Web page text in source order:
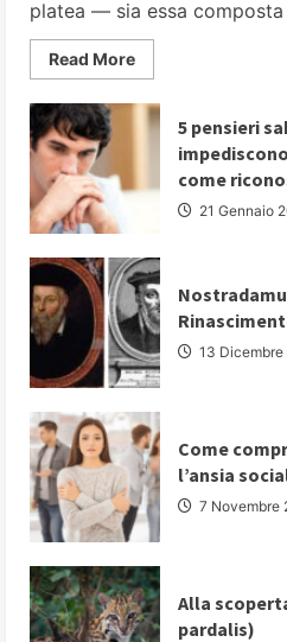
platea — sia essa composta
Read MoreRead
more
PARLARE
IN
PUBBLICO:
strategie
fondamentali
comunicare
autorevolezza
e
convincere
il
proprio
pubblico
5 pensieri
come
21 Gennaio
13
Come
l’ansia
7 Novembre
Alla
pardalis)